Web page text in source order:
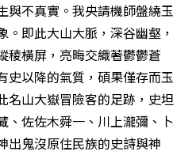
與不真實。我央請機師盤繞玉
即此大山大脈，深谷幽壑，
稜橫屏，亮晦交織著鬱鬱蒼
史以降的氣質，碩果僅存而玉
名山大嶽冒險客的足跡，史坦
、佐佐木舜一、川上瀧彌、卜
出鬼沒原住民族的史詩與神